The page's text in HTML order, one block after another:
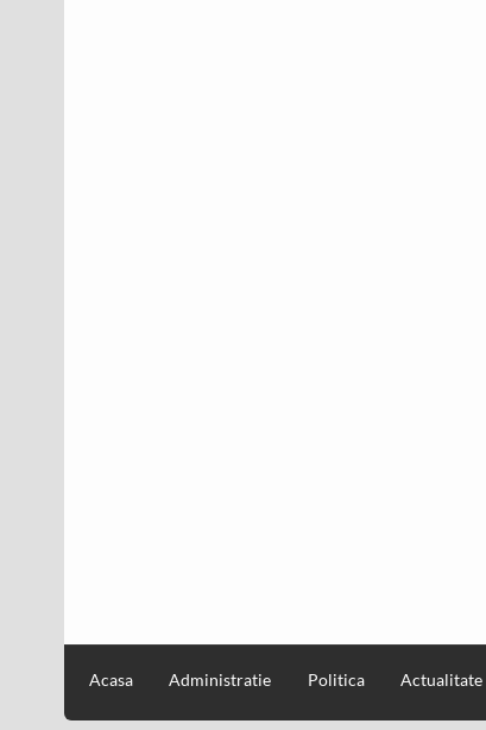
Acasa Administratie Politica Actualitate